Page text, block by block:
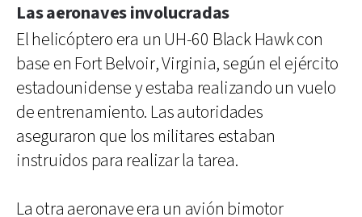
Las aeronaves involucradas
El helicóptero era un UH-60 Black Hawk con
base en Fort Belvoir, Virginia, según el ejército
estadounidense y estaba realizando un vuelo
de entrenamiento. Las autoridades
aseguraron que los militares estaban
instruidos para realizar la tarea.
La otra aeronave era un avión bimotor